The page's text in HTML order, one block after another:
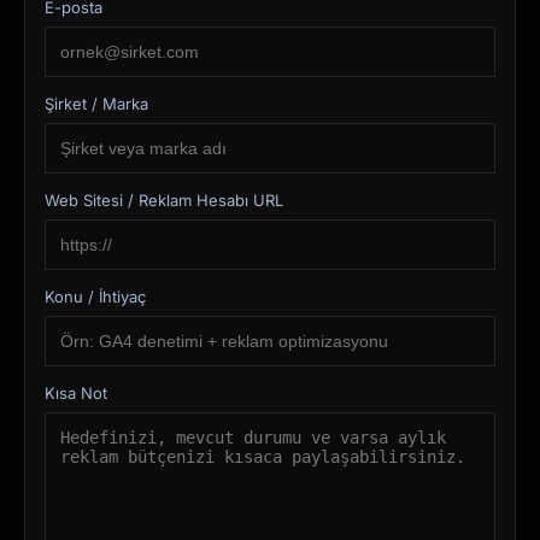
E-posta
Şirket / Marka
Web Sitesi / Reklam Hesabı URL
Konu / İhtiyaç
Kısa Not